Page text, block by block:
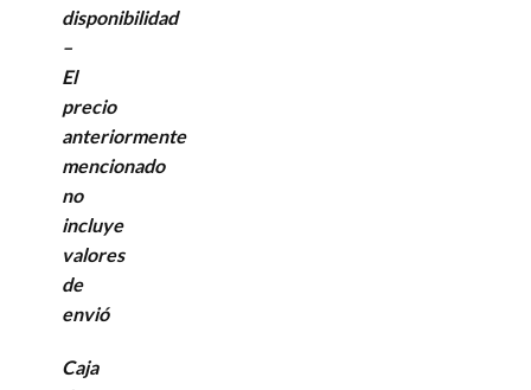
disponibilidad
–
El
precio
anteriormente
mencionado
no
incluye
valores
de
envió
Caja